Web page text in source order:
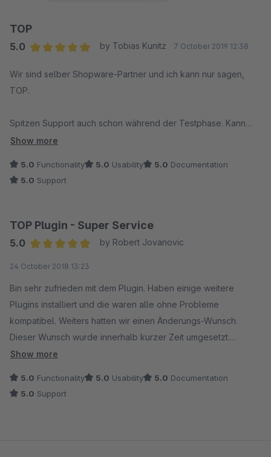
TOP
5.0
by Tobias Kunitz 7 October 2019 12:38
Wir sind selber Shopware-Partner und ich kann nur sagen,
TOP.
Spitzen Support auch schon während der Testphase. Kann
man bedenkenlos weiterempfehlen.
Show more
5.0 Functionality 5.0 Usability 5.0 Documentation
5.0 Support
TOP Plugin - Super Service
5.0
by Robert Jovanovic
24 October 2018 13:23
Bin sehr zufrieden mit dem Plugin. Haben einige weitere
Plugins installiert und die waren alle ohne Probleme
kompatibel. Weiters hatten wir einen Änderungs-Wunsch.
Dieser Wunsch wurde innerhalb kurzer Zeit umgesetzt.
Unglaublich guter und schneller Service. Kann jedem nur
Show more
5.0 Functionality 5.0 Usability 5.0 Documentation
5.0 Support